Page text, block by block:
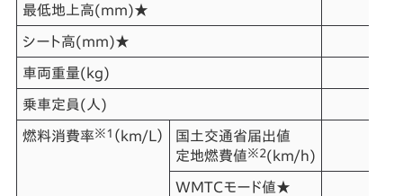
最低地上高(mm)★
シート高(mm)★
車両重量(kg)
乗車定員(人)
燃料消費率※1 （km/L）
国土交通省届出値
定地燃費値※2(km/h)
WMTCモード値★